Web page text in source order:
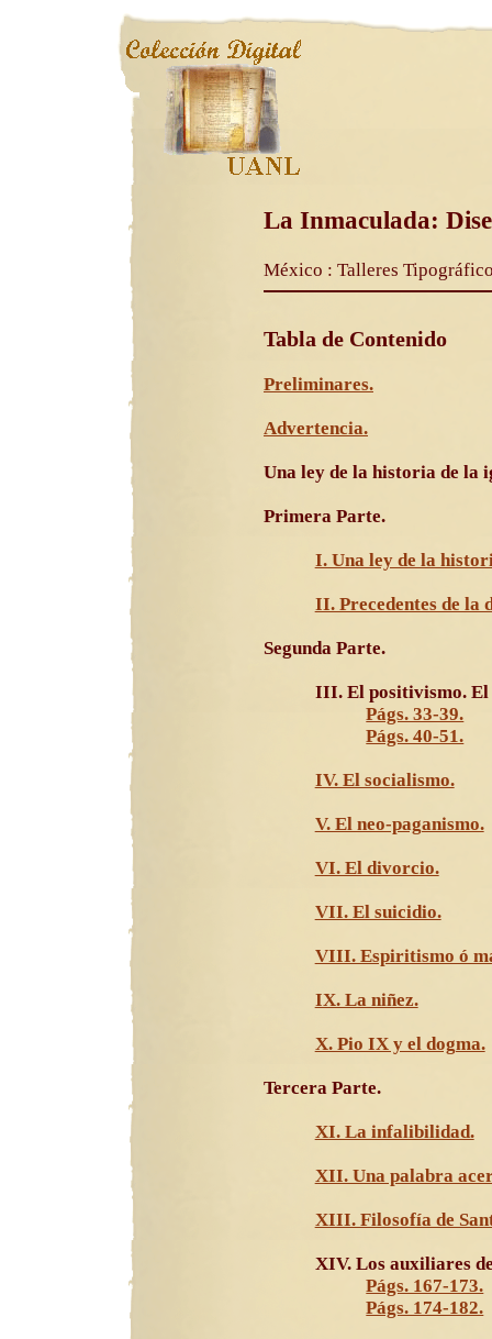
La Inmaculada:
México : Talleres
Tabla de Contenido
Preliminares.
Advertencia.
Una ley de la historia de la
Primera Parte.
I. Una ley de la
II. Precedentes de la
Segunda Parte.
III. El positivismo. El
Págs. 33-39.
Págs. 40-51.
IV. El socialismo.
V. El neo-paganismo.
VI. El divorcio.
VII. El suicidio.
VIII. Espiritismo ó
IX. La niñez.
X. Pio IX y el dogma.
Tercera Parte.
XI. La infalibilidad.
XII. Una palabra
XIII. Filosofía de
XIV. Los auxiliares
Págs. 167-173.
Págs. 174-182.